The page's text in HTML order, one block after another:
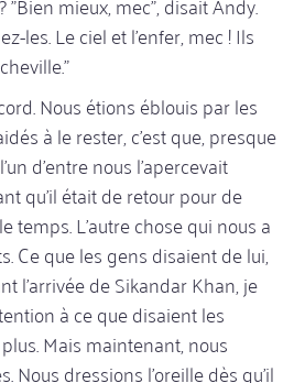
les. Le ciel et l'enfer, mec ! Ils
Nous étions éblouis par les
à le rester, c'est que, presque
d'entre nous l'apercevait
qu'il était de retour pour de
temps. L'autre chose qui nous a
Ce que les gens disaient de lui,
l'arrivée de Sikandar Khan, je
à ce que disaient les
Mais maintenant, nous
Nous dressions l'oreille dès qu'il